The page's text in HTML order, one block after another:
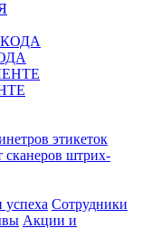
этикеток
сканеров штрих-
Сотрудники
Акции и